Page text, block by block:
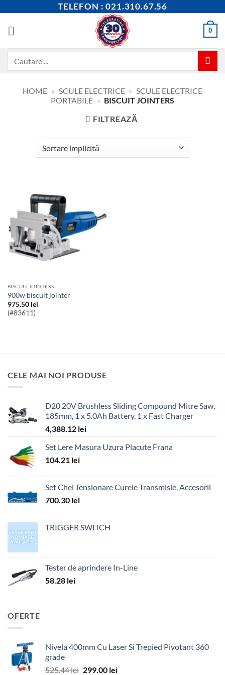
content
TELEFON : 021.310.67.56
0
HOME » SCULE ELECTRICE » SCULE ELECTRICE
PORTABILE » BISCUIT JOINTERS
FILTREAZĂ
BISCUIT JOINTERS
900w biscuit jointer
975.50 lei
(#83611)
CELE MAI NOI PRODUSE
D20 20V Brushless Sliding Compound Mitre Saw,
185mm, 1 x 5.0Ah Battery, 1 x Fast Charger
4,388.12 lei
Set Lere Masura Uzura Placute Frana
104.21 lei
Set Chei Tensionare Curele Transmisie, Accesorii
700.30 lei
TRIGGER SWITCH
Tester de aprindere In-Line
58.28 lei
OFERTE
Nivela 400mm Cu Laser Si Trepied Pivotant 360
grade
525.44lei Prețul
299.00 leiPrețul